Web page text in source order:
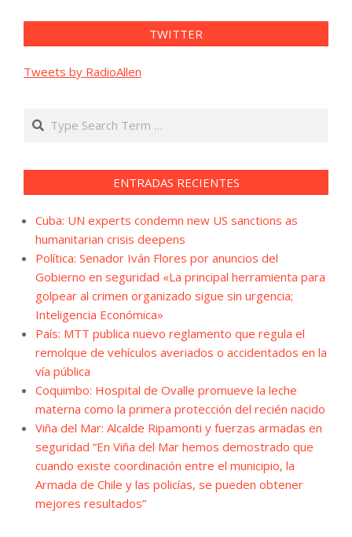
TWITTER
Tweets by RadioAllen
Search
ENTRADAS RECIENTES
Cuba: UN experts condemn new US sanctions as
humanitarian crisis deepens
Política: Senador Iván Flores por anuncios del
Gobierno en seguridad «La principal herramienta para
golpear al crimen organizado sigue sin urgencia;
Inteligencia Económica»
País: MTT publica nuevo reglamento que regula el
remolque de vehículos averiados o accidentados en la
vía pública
Coquimbo: Hospital de Ovalle promueve la leche
materna como la primera protección del recién nacido
Viña del Mar: Alcalde Ripamonti y fuerzas armadas en
seguridad “En Viña del Mar hemos demostrado que
cuando existe coordinación entre el municipio, la
Armada de Chile y las policías, se pueden obtener
mejores resultados”